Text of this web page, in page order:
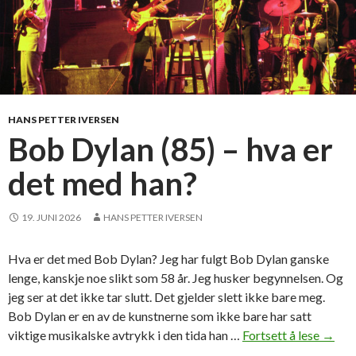
HANS PETTER IVERSEN
Bob Dylan (85) – hva er
det med han?
19. JUNI 2026 HANS PETTER IVERSEN
Hva er det med Bob Dylan? Jeg har fulgt Bob Dylan ganske
lenge, kanskje noe slikt som 58 år. Jeg husker begynnelsen. Og
jeg ser at det ikke tar slutt. Det gjelder slett ikke bare meg.
Bob Dylan er en av de kunstnerne som ikke bare har satt
viktige musikalske avtrykk i den tida han … Fortsett å lese B
→